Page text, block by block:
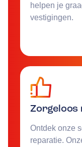
helpen je
vestigingen.
Zorgeloos
Ontdek onze
reparatie.